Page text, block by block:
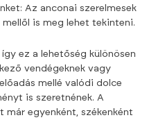
Az anconai szerelmesek
is meg lehet tekinteni.
ez a lehetőség különösen
vendégeknek vagy
mellé valódi dolce
is szeretnének. A
egyenként, székenként